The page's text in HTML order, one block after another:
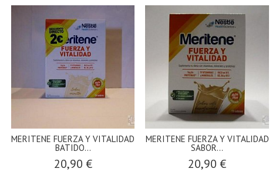
MERITENE FUERZA Y VITALIDAD
BATIDO...
20,90 €
MERITENE FUERZA Y VITALIDAD
SABOR...
20,90 €